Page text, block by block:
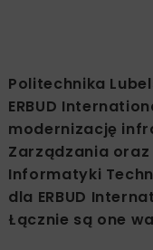
Politechnika
ERBUD
modernizację
Zarządzania
Informatyki
dla ERBUD
Łącznie są one